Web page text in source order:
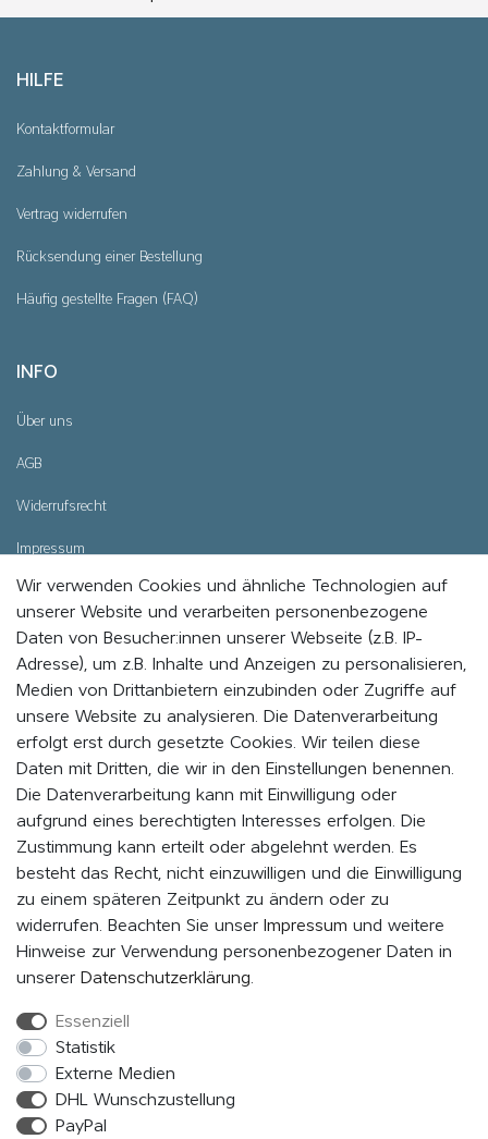
HILFE
Kontaktformular
Zahlung & Versand
Vertrag widerrufen
Rücksendung einer Bestellung
Häufig gestellte Fragen (FAQ)
INFO
Über uns
AGB
Widerrufsrecht
Impressum
Datenschutz
Cookie - Einstellungen
WERDE MITGLIED UND BLEIBE IMMER AUF DEM
LAUFENDEN
Indem Du auf „MITMACHEN“ klickst, erklärst du dich damit einverstanden,
als Mitglied vom EVENaBAG Newsletter, Neuheiten, Aktionen und
Werbeangebote zu erhalten.
Abonnieren
Hiermit bestätige ich, dass ich die Daten­schutz­erklärunggelesen
FOLGE UNS
Wir verwenden Cookies und ähnliche Technologien auf
unserer Website und verarbeiten personenbezogene
Daten von Besucher:innen unserer Webseite (z.B. IP-
Adresse), um z.B. Inhalte und Anzeigen zu personalisieren,
Medien von Drittanbietern einzubinden oder Zugriffe auf
unsere Website zu analysieren. Die Datenverarbeitung
erfolgt erst durch gesetzte Cookies. Wir teilen diese
Daten mit Dritten, die wir in den Einstellungen benennen.
Die Datenverarbeitung kann mit Einwilligung oder
aufgrund eines berechtigten Interesses erfolgen. Die
Zustimmung kann erteilt oder abgelehnt werden. Es
besteht das Recht, nicht einzuwilligen und die Einwilligung
zu einem späteren Zeitpunkt zu ändern oder zu
widerrufen. Beachten Sie unser Impressum und weitere
Hinweise zur Verwendung personenbezogener Daten in
unserer Daten­schutz­erklärung
Essenziell
Statistik
Externe Medien
DHL Wunschzustellung
PayPal